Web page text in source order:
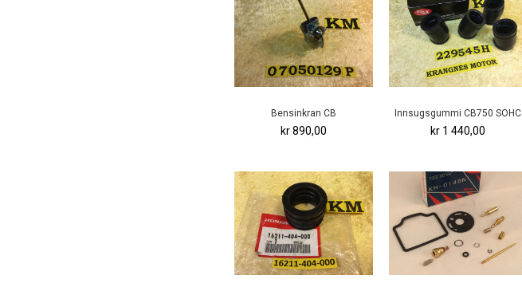
Bensinkran CB
kr 890,00
Innsugsgummi CB750 SOHC
kr 1 440,00